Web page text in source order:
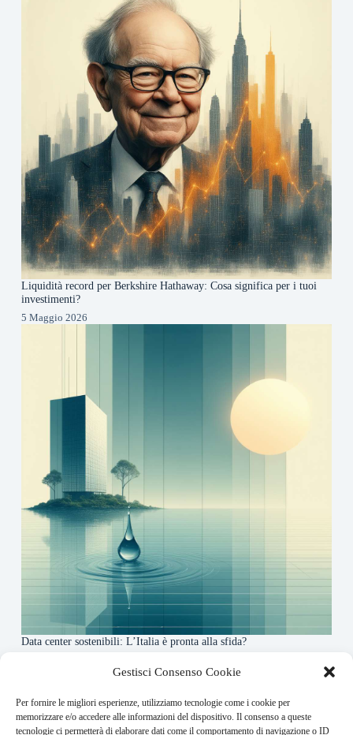
Gestisci Consenso Cookie
Per fornire le migliori esperienze, utilizziamo tecnologie come i cookie per
memorizzare e/o accedere alle informazioni del dispositivo. Il consenso a queste
tecnologie ci permetterà di elaborare dati come il comportamento di navigazione o ID
Liquidità record per Berkshire Hathaway: Cosa significa per i tuoi
investimenti?
5 Maggio 2026
Data center sostenibili: L’Italia è pronta alla sfida?
About this website